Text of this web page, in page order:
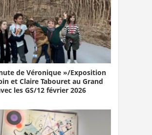
de Véronique »/Exposition
et Claire Tabouret au Grand
les GS/12 février 2026